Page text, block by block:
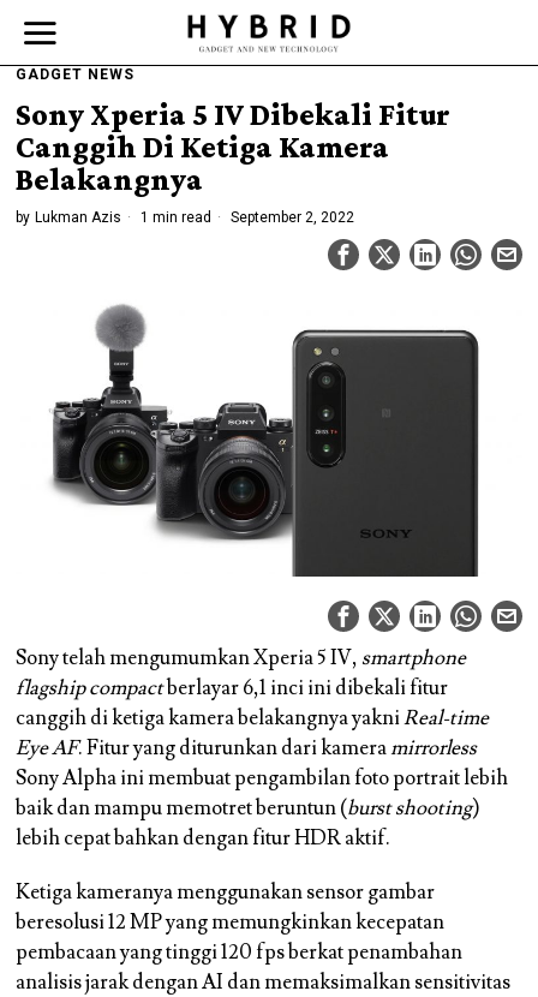
GADGET NEWS
Sony Xperia 5 IV Dibekali Fitur
Canggih Di Ketiga Kamera
Belakangnya
by Lukman Azis 1 min read September 2, 2022
Sony telah mengumumkan Xperia 5 IV, smartphone
flagship compactberlayar 6,1 inci ini dibekali fitur
canggih di ketiga kamera belakangnya yakniReal-time
Eye AF. Fitur yang diturunkan dari kameramirrorless
Sony Alpha ini membuat pengambilan foto portrait lebih
baik dan mampu memotret beruntun (burst shooting)
lebih cepat bahkan dengan fitur HDR aktif.
Ketiga kameranya menggunakan sensor gambar
beresolusi 12 MP yang memungkinkan kecepatan
pembacaan yang tinggi 120 fps berkat penambahan
analisis jarak dengan AI dan memaksimalkan sensitivitas